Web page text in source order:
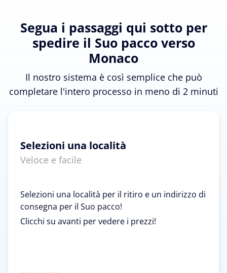
Segua i passaggi qui sotto per
spedire il Suo pacco verso
Monaco
Il nostro sistema è così semplice che può
completare l'intero processo in meno di 2 minuti
Selezioni una località
Veloce e facile
Selezioni una località per il ritiro e un indirizzo di
consegna per il Suo pacco!
Clicchi su avanti per vedere i prezzi!